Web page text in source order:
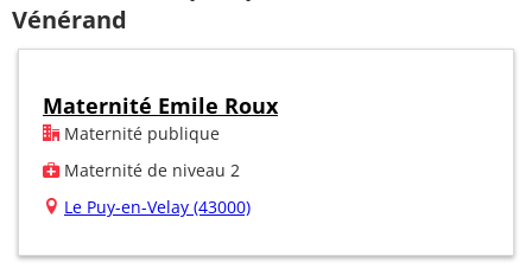
Vénérand
Maternité Emile Roux
Maternité publique
Maternité de niveau 2
Le Puy-en-Velay (43000)